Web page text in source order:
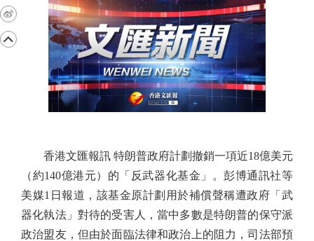
香港文匯報訊 特朗普政府計劃撤銷一項近18億美元
（約140億港元）的「反武器化基金」。彭博通訊社等
美媒1日報道，該基金原計劃用於補償聲稱遭政府「武
器化執法」對待的受害人，當中多數是特朗普的保守派
政治盟友，但由於面臨法律和政治上的阻力，司法部預